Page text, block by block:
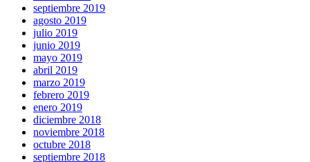
septiembre 2019
agosto 2019
julio 2019
junio 2019
mayo 2019
abril 2019
marzo 2019
febrero 2019
enero 2019
diciembre 2018
noviembre 2018
octubre 2018
septiembre 2018